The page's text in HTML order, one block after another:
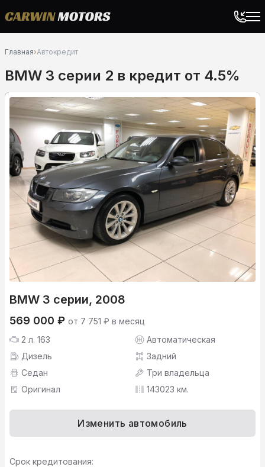
Главная›Автокредит
BMW 3 серии 2 в кредит от 4.5%
BMW 3 серии, 2008
569 000 ₽ от 7 751 ₽ в месяц
2 л. 163
Автоматическая
Дизель
Задний
Седан
Три владельца
Оригинал
143023 км.
Изменить автомобиль
Срок кредитования: